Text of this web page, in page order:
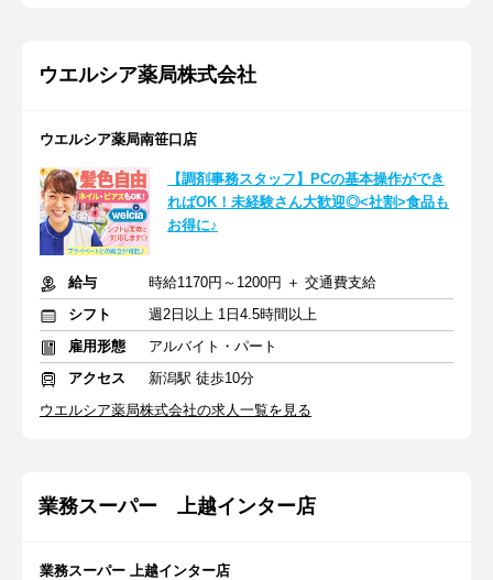
ウエルシア薬局株式会社
ウエルシア薬局南笹口店
【調剤事務スタッフ】PCの基本操作ができ
ればOK！未経験さん大歓迎◎<社割>食品も
お得に♪
給与
時給1170円～1200円 ＋ 交通費支給
シフト
週2日以上 1日4.5時間以上
雇用形態
アルバイト・パート
アクセス
新潟駅 徒歩10分
ウエルシア薬局株式会社の求人一覧を見る
業務スーパー 上越インター店
業務スーパー 上越インター店